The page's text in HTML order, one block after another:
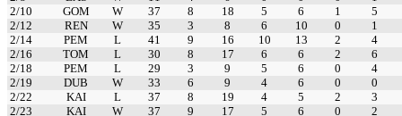
2/10
GOM W 37 8 18 5 6 1
5
2/12
REN W 35 3 8 6 10 0
1
2/14
PEM L 41 9 16 10 13 2
4
2/16
TOM L 30 8 17 6 6 2
6
2/18
PEM L 29 3 9 5 6 0
4
2/19
DUB W 33 6 9 4 6 0
0
2/22
KAI L 37 8 19 4 5 2
3
2/23
KAI W 37 9 17 5 6 0 2